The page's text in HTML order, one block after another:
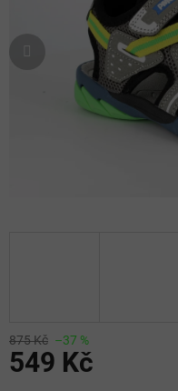
875 Kč –37 %
549 Kč